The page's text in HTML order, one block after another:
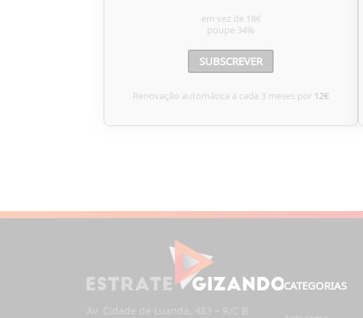
em vez de 18€
poupe 34%
SUBSCREVER
Renovação automática a cada 3 meses por 12€
Av. Cidade de Luanda, 483 – R/C B
CATEGORIAS